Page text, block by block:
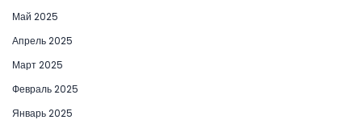
Май 2025
Апрель 2025
Март 2025
Февраль 2025
Январь 2025